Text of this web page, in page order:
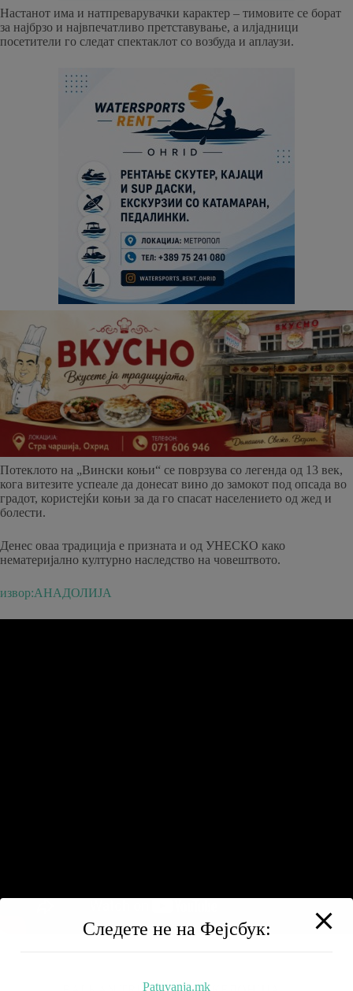
Настанот има и натпреварувачки карактер – тимовите се борат
за најбрзо и највпечатливо претставување, а илјадници
посетители го следат спектаклот со возбуда и аплаузи.
Потеклото на „Вински коњи“ се поврзува со легенда од 13 век,
кога витезите успеале да донесат вино до замокот под опсада во
градот, користејќи коњи за да го спасат населението од жед и
болести.
Денес оваа традиција е призната и од УНЕСКО како
нематеријално културно наследство на човештвото.
извор:АНАДОЛИЈА
Следете не на Фејсбук:
Patuvanja.mk